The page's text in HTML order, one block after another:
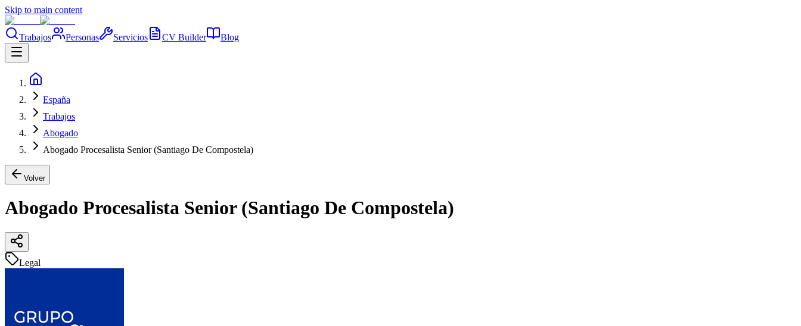
Skip to main content
Trabajos Personas Servicios CV Builder Blog
España
Trabajos
Abogado
Abogado Procesalista Senior (Santiago De Compostela)
Volver
Abogado Procesalista Senior (Santiago De Compostela)
Legal